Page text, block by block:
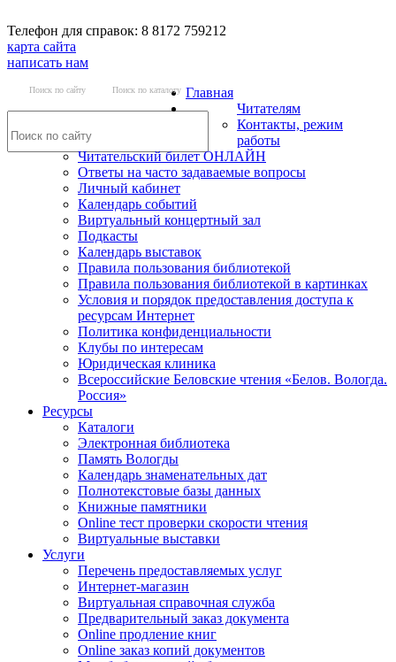
Телефон для справок: 8 8172 759212
карта сайта
написать нам
Поиск по сайту Поиск по каталогу Главная
Читателям
Контакты, режим
работы
Читательский билет ОНЛАЙН
Ответы на часто задаваемые вопросы
Личный кабинет
Календарь событий
Виртуальный концертный зал
Подкасты
Календарь выставок
Правила пользования библиотекой
Правила пользования библиотекой в картинках
Условия и порядок предоставления доступа к
ресурсам Интернет
Политика конфиденциальности
Клубы по интересам
Юридическая клиника
Всероссийские Беловские чтения «Белов. Вологда.
Россия»
Ресурсы
Каталоги
Электронная библиотека
Память Вологды
Календарь знаменательных дат
Полнотекстовые базы данных
Книжные памятники
Online тест проверки скорости чтения
Виртуальные выставки
Услуги
Перечень предоставляемых услуг
Интернет-магазин
Виртуальная справочная служба
Предварительный заказ документа
Online продление книг
Online заказ копий документов